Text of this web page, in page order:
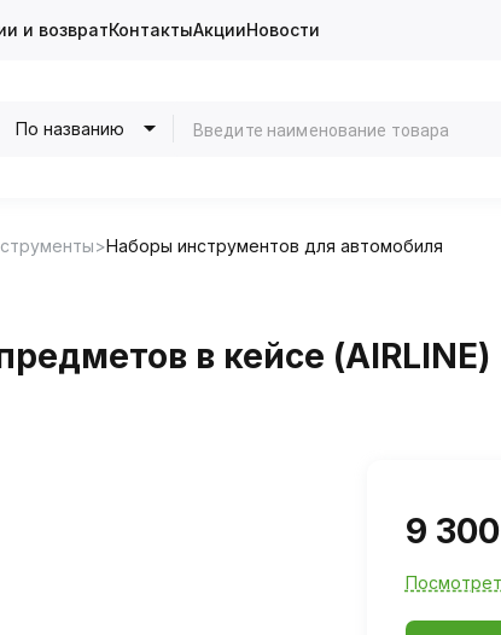
и возвратКонтактыАкцииНовости
По названию
Наборы инструментов для автомобиля
в кейсе (AIRLINE)
9